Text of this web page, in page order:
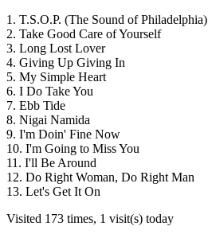
1. T.S.O.P. (The Sound of Philadelphia)
2. Take Good Care of Yourself
3. Long Lost Lover
4. Giving Up Giving In
5. My Simple Heart
6. I Do Take You
7. Ebb Tide
8. Nigai Namida
9. I'm Doin' Fine Now
10. I'm Going to Miss You
11. I'll Be Around
12. Do Right Woman, Do Right Man
13. Let's Get It On
Visited 173 times, 1 visit(s) today